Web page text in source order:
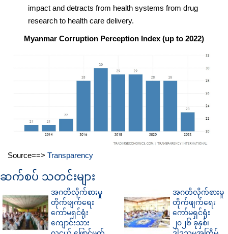
impact and detracts from health systems from drug
research to health care delivery.
Myanmar Corruption Perception Index (up to 2022)
Source==> Transparency
ဆက်စပ် သတင်းများ
အဂတိလိုက်စားမှု
တိုက်ဖျက်ရေး
ကော်မရှင်ရုံး
ကျောင်းသား
အဂတိလိုက်စားမှု
တိုက်ဖျက်ရေး
ကော်မရှင်ရုံး
၂၀၂၆ ခုနှစ်၊